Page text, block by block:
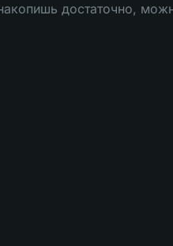
достаточно,